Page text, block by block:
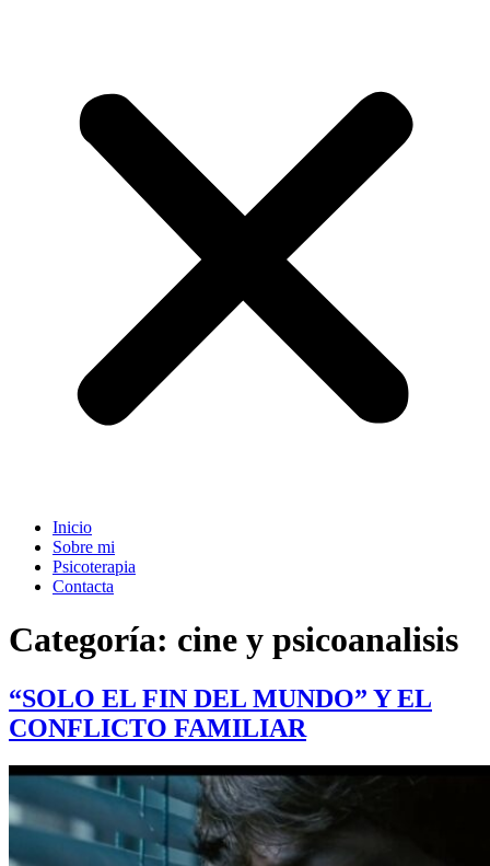
Inicio
Sobre mi
Psicoterapia
Contacta
Categoría: cine y psicoanalisis
“SOLO EL FIN DEL MUNDO” Y EL
CONFLICTO FAMILIAR